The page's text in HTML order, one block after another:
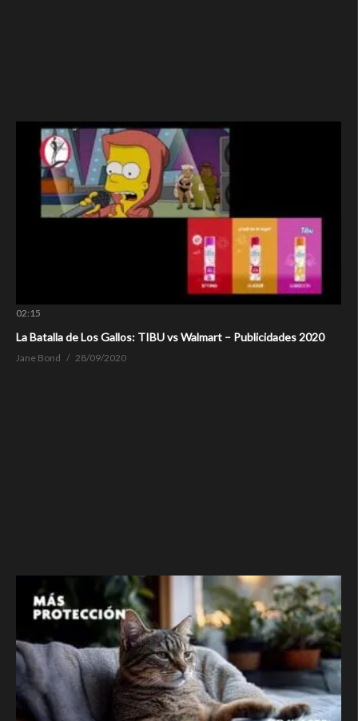
02:15
La Batalla de Los Gallos: TIBU vs Walmart – Publicidades 2020
Jane Bond 28/09/2020